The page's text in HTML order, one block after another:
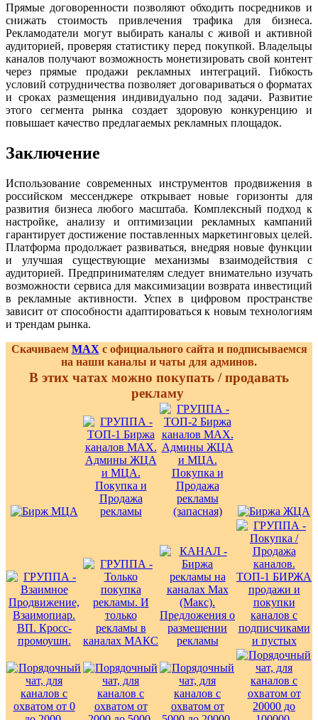
Прямые договоренности позволяют обходить посредников и
снижать стоимость привлечения трафика для бизнеса.
Рекламодатели могут выбирать каналы с живой и активной
аудиторией, проверяя статистику перед покупкой. Владельцы
каналов получают возможность монетизировать свой контент
через прямые продажи рекламных интеграций. Гибкость
условий сотрудничества позволяет договариваться о форматах
и сроках размещения индивидуально под задачи. Развитие
этого сегмента рынка создает здоровую конкуренцию и
повышает качество предлагаемых рекламных площадок.
Заключение
Использование современных инструментов продвижения в
российском мессенджере открывает новые горизонты для
развития бизнеса любого масштаба. Комплексный подход к
настройке, анализу и оптимизации рекламных кампаний
гарантирует достижение поставленных маркетинговых целей.
Платформа продолжает развиваться, внедряя новые функции
и улучшая существующие механизмы взаимодействия с
аудиторией. Предпринимателям следует внимательно изучать
возможности сервиса для максимизации возврата инвестиций
в рекламные активности. Успех в цифровом пространстве
зависит от способности адаптироваться к новым технологиям
и трендам рынка.
Скачиваем MAX с официального сайта и подписываемся
на наши каналы и чаты для админов.
В этих чатах можно покупать / продавать
рекламу